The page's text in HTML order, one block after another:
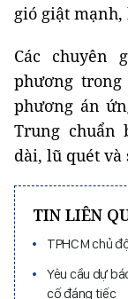
gió giật
Các chuyên
phương
phương án
Trung chuẩn
dài, lũ quét và
TIN LIÊN
TPHCM chủ
Yêu cầu dự
cố đáng tiếc